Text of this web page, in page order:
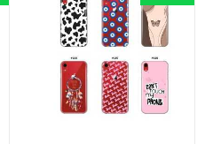
Apstraktni motivi